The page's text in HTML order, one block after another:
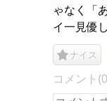
ゃなく「
イ一見優
ナイス
コメント